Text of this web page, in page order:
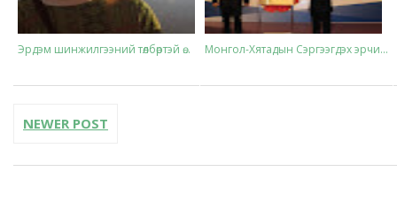
Эрдэм шинжилгээний төлбөртэй ө... Монгол-Хятадын Сэргээгдэх эрчи...
NEWER POST